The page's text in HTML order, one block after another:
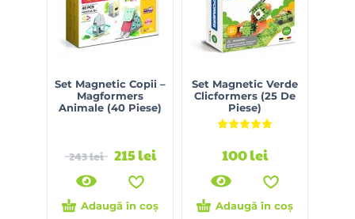
Set Magnetic Copii –
Magformers
Animale (40 Piese)
243lei 215lei
Adaugă în coș
Set Magnetic Verde
Clicformers (25 De
Piese)
100lei
Adaugă în coș